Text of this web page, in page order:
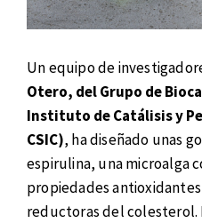
Un equipo de
Otero, del Grupo de
Instituto de Catálisis y
CSIC), ha diseñado unas
espirulina, una microalga
propiedades
reductoras del colesterol.